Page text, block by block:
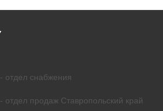
- отдел снабжения
- отдел продаж Ставропольский край